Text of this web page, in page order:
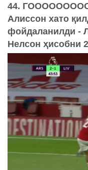
44.
Алиссон хато
фойдаланилди -
Нелсон ҳисобни